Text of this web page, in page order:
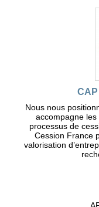
CAP
Nous nous
accompagne
processus de
Cession France
valorisation